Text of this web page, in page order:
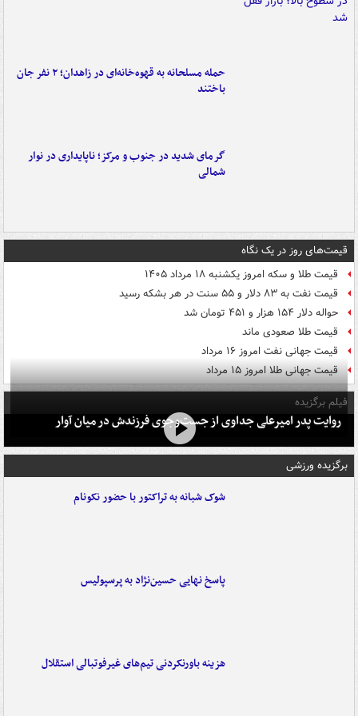
حمله مسلحانه به قهوه‌خانه‌ای در زاهدان؛ ۲ نفر جان
باختند
گرمای شدید در جنوب و مرکز؛ ناپایداری در نوار
شمالی
قیمت‌های روز در یک نگاه
قیمت طلا و سکه امروز یکشنبه ۱۸ مرداد ۱۴۰۵
قیمت نفت به ۸۳ دلار و ۵۵ سنت در هر بشکه رسید
حواله دلار ۱۵۴ هزار و ۴۵۱ تومان شد
قیمت طلا صعودی ماند
قیمت جهانی نفت امروز ۱۶ مرداد
قیمت جهانی طلا امروز ۱۵ مرداد
فیلم برگزیده
روایت پدر امیرعلی جداوی از جست‌وجوی فرزندش در میان آوار
برگزیده ورزشی
شوک شبانه به تراکتور با حضور نکونام
پاسخ نهایی حسین‌نژاد به پرسپولیس
هزینه باورنکردنی تیم‌های غیرفوتبالی استقلال